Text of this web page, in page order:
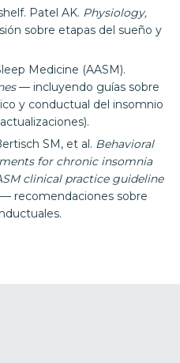
Patel AK. Physiology,
sobre etapas del sueño y
Medicine (AASM).
— incluyendo guías sobre
y conductual del insomnio
SM, et al. Behavioral
for chronic insomnia
clinical practice guideline
— recomendaciones sobre